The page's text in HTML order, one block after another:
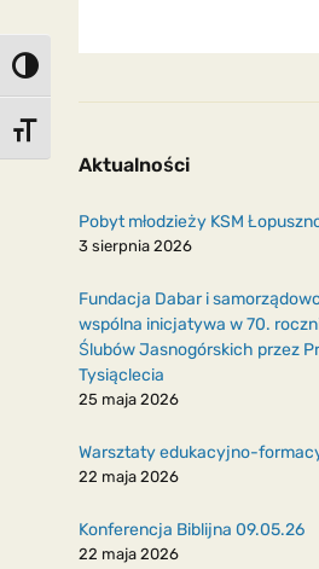
Toggle High Contrast
Toggle Font size
Aktualności
Pobyt młodzieży KSM
3 sierpnia 2026
Fundacja Dabar i
wspólna inicjatywa w 70.
Ślubów Jasnogórskich przez
Tysiąclecia
25 maja 2026
Warsztaty edukacyjno-
22 maja 2026
Konferencja Biblijna 09.05.26
22 maja 2026